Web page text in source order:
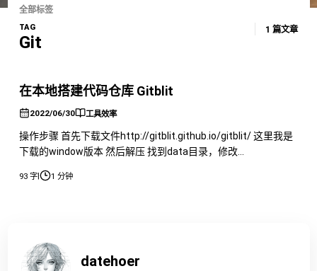
datehoer
全部标签
TAG
Git
1 篇文章
在本地搭建代码仓库 Gitblit
2022/06/30 工具效率
操作步骤 首先下载文件http://gitblit.github.io/gitblit/ 这里我是
下载的window版本 然后解压 找到data目录，修改
启动gitblit.cmd即可。 之后在浏览器打开
93 字| 1 分钟